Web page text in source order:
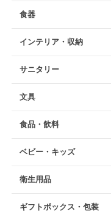
食器
インテリア・収納
サニタリー
文具
食品・飲料
ベビー・キッズ
衛生用品
ギフトボックス・包装